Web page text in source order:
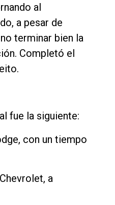
al
a pesar de
terminar bien la
Completó el
fue la siguiente:
con un tiempo
a